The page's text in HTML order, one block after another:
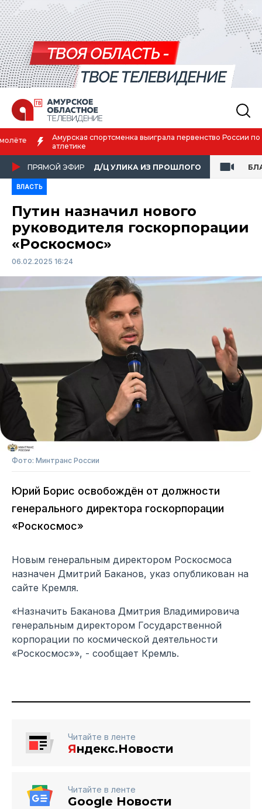
Амурская спортсменка выиграла первенство России по лёгкой
атлетике
ПРЯМОЙ ЭФИР Д/Ц УЛИКА ИЗ ПРОШЛОГО
ВЛАСТЬ
Путин назначил нового
руководителя госкорпорации
«Роскосмос»
06.02.2025 16:24
Фото: Минтранс России
Юрий Борис освобождён от должности
генерального директора госкорпорации
«Роскосмос»
Новым генеральным директором Роскосмоса
назначен Дмитрий Баканов, указ опубликован на
сайте Кремля.
«Назначить Баканова Дмитрия Владимировича
генеральным директором Государственной
корпорации по космической деятельности
«Роскосмос»», - сообщает Кремль.
Читайте в ленте
Яндекс.Новости
Читайте в ленте
Google Новости